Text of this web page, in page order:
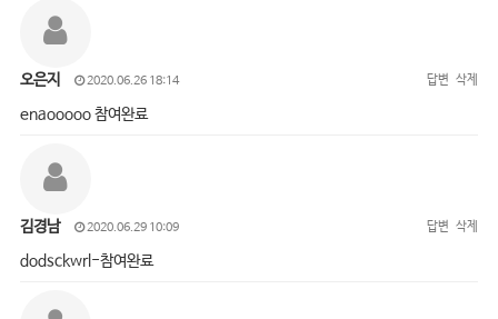
오은지 2020.06.26 18:14 답변 삭제
enaooooo 참여완료
김경남 2020.06.29 10:09 답변 삭제
dodsckwrl-참여완료